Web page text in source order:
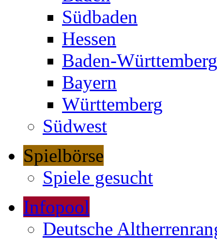
Südbaden
Hessen
Baden-Württemberg
Bayern
Württemberg
Südwest
Spielbörse
Spiele gesucht
Infopool
Deutsche